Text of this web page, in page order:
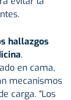
hallazgos
.
en cama,
mecanismos
carga. “Los